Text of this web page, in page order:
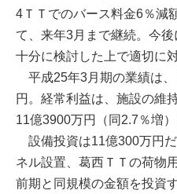
4ＴＴでのバース料金6％減
て、来年3月まで継続。今
十分に検討した上で適切に
平成25年3月期の業績は、
円。経常利益は、施設の維
11億3900万円（同2.7％増）
設備投資は11億300万円
ネル設置、葛西ＴＴの荷物
前期と同規模の金額を投資